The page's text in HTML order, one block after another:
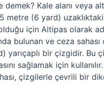
demek? Kale alanı veya
metre (6 yard)
için Altipas olarak
bulunan ve ceza
yarıçaplı bir çizgidir. Bu
sağlamak için
çizgilerle çevrili bir